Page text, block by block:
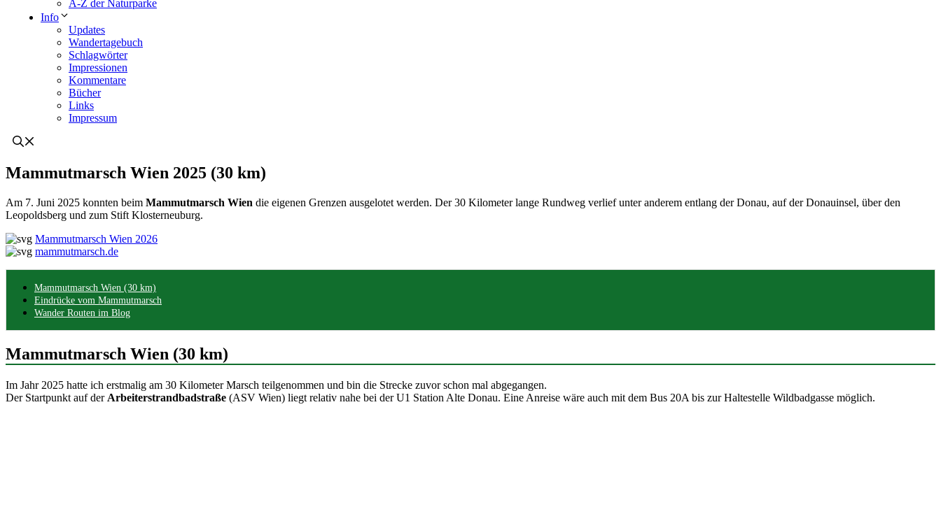
A-Z der Naturparke
Info
Updates
Wandertagebuch
Schlagwörter
Impressionen
Kommentare
Bücher
Links
Impressum
Mammutmarsch Wien 2025 (30 km)
Am 7. Juni 2025 konnten beim Mammutmarsch Wien die eigenen Grenzen ausgelotet werden. Der 30 Kilometer lange Rundweg verlief unter anderem entlang der Donau, auf der Donauinsel, über den
Leopoldsberg und zum Stift Klosterneuburg.
Mammutmarsch Wien 2026
mammutmarsch.de
Mammutmarsch Wien (30 km)
Eindrücke vom Mammutmarsch
Wander Routen im Blog
Mammutmarsch Wien (30 km)
Im Jahr 2025 hatte ich erstmalig am 30 Kilometer Marsch teilgenommen und bin die Strecke zuvor schon mal abgegangen.
Der Startpunkt auf der Arbeiterstrandbadstraße (ASV Wien) liegt relativ nahe bei der U1 Station Alte Donau. Eine Anreise wäre auch mit dem Bus 20A bis zur Haltestelle Wildbadgasse möglich.